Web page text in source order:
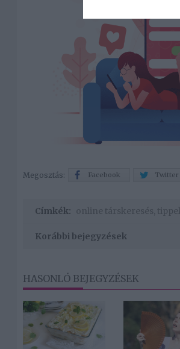
Megosztás: Facebook Twitter
Címkék: online társkeresés
Korábbi bejegyzések
HASONLÓ BEJEGYZÉSEK